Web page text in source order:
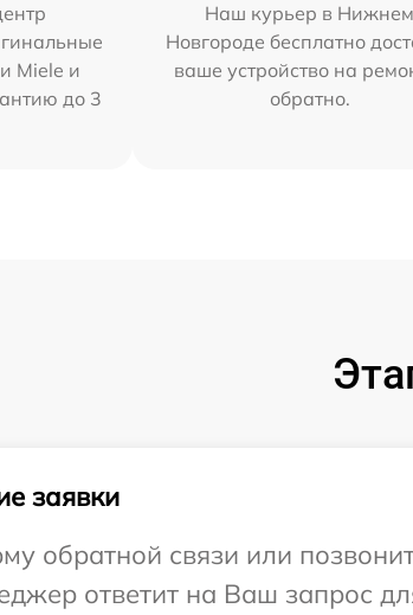
Miele и
до 3
Наш курьер в Нижнем
Новгороде бесплатно
ваше устройство на
обратно.
заявки
обратной связи или
ответит на Ваш запрос